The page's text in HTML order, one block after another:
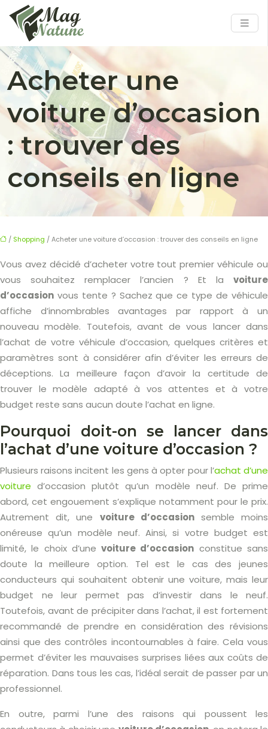
Acheter une
voiture d’occasion
: trouver des
conseils en ligne
/ Shopping / Acheter une voiture d’occasion : trouver des conseils en ligne
Vous avez décidé d’acheter votre tout premier véhicule ou
vous souhaitez remplacer l’ancien ? Et la voiture
d’occasion vous tente ? Sachez que ce type de véhicule
affiche d’innombrables avantages par rapport à un
nouveau modèle. Toutefois, avant de vous lancer dans
l’achat de votre véhicule d’occasion, quelques critères et
paramètres sont à considérer afin d’éviter les erreurs de
déceptions. La meilleure façon d’avoir la certitude de
trouver le modèle adapté à vos attentes et à votre
budget reste sans aucun doute l’achat en ligne.
Pourquoi doit-on se lancer dans
l’achat d’une voiture d’occasion ?
Plusieurs raisons incitent les gens à opter pour l’achat d’une
voiture d’occasion plutôt qu’un modèle neuf. De prime
abord, cet engouement s’explique notamment pour le prix.
Autrement dit, une voiture d’occasionsemble moins
onéreuse qu’un modèle neuf. Ainsi, si votre budget est
limité, le choix d’unevoiture d’occasion constitue sans
doute la meilleure option. Tel est le cas des jeunes
conducteurs qui souhaitent obtenir une voiture, mais leur
budget ne leur permet pas d’investir dans le neuf.
Toutefois, avant de précipiter dans l’achat, il est fortement
recommandé de prendre en considération des révisions
ainsi que des contrôles incontournables à faire. Cela vous
permet d’éviter les mauvaises surprises liées aux coûts de
réparation. Dans tous les cas, l’idéal serait de passer par un
professionnel.
En outre, parmi l’une des raisons qui poussent les